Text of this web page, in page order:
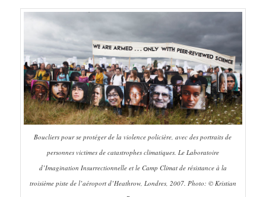
Boucliers pour se protéger de la violence policière, avec des portraits de
personnes victimes de catastrophes climatiques. Le Laboratoire
d’Imagination Insurrectionnelle et le Camp Climat de résistance à la
troisième piste de l’aéroport d’Heathrow, Londres, 2007. Photo: © Kristian